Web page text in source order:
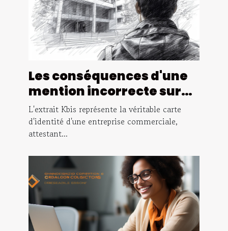
Les conséquences d'une
mention incorrecte sur
l'extrait Kbis
L'extrait Kbis représente la véritable carte
d'identité d'une entreprise commerciale,
attestant...